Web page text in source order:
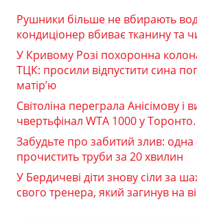
Рушники більше не вбирають
кондиціонер вбиває тканину та
У Кривому Розі похоронна
ТЦК: просили відпустити сина
матір’ю
Світоліна переграла Анісімову і
чвертьфінал WTA 1000 у Торонто.
Забудьте про забитий злив: одна
прочистить труби за 20 хвилин
У Бердичеві діти знову сіли за
свого тренера, який загинув на